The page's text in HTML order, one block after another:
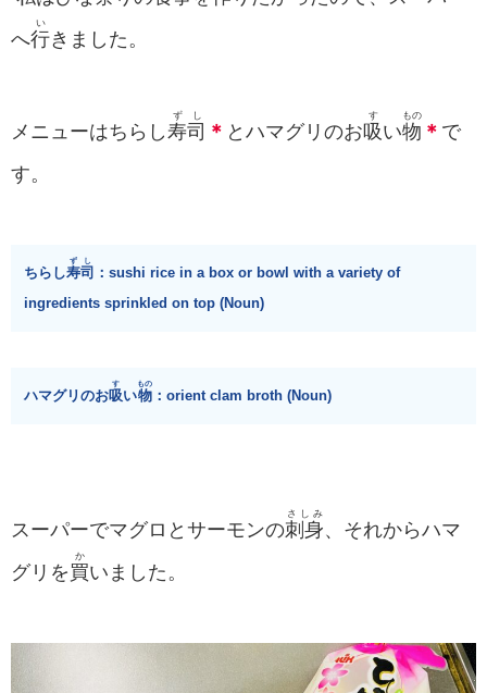
へ行
い
きました。
メニューはちらし寿司
ずし
＊ とハマグリのお吸
す
い物
もの
＊ で
す。
ちらし寿司
ずし
：sushi rice in a box or bowl with a variety of
ingredients sprinkled on top (Noun)
ハマグリのお吸
す
い物
もの
：orient clam broth (Noun)
スーパーでマグロとサーモンの刺身
さしみ
、それからハマ
グリを買
か
いました。